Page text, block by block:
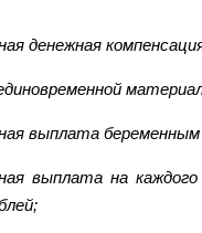
денежная
выплата
выплата на